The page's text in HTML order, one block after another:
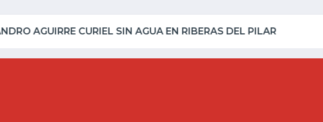
ATOTONILQUILLO INSEGURO Y AL VIRREY NO LE IMPORTA